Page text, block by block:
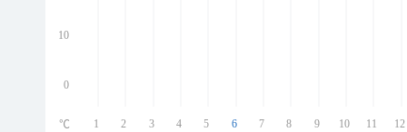
10
0
1 2 3 4 5 6 7 8 9 10 11 12
℃